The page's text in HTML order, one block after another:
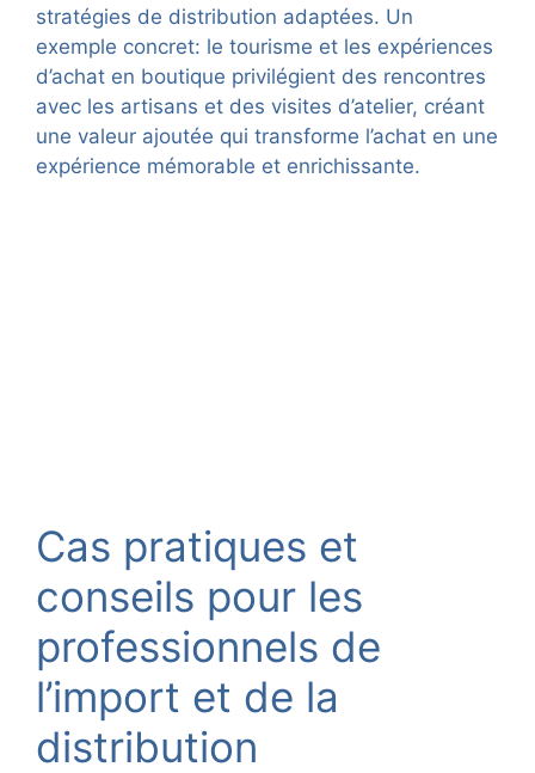
stratégies de distribution adaptées. Un
exemple concret: le tourisme et les expériences
d’achat en boutique privilégient des rencontres
avec les artisans et des visites d’atelier, créant
une valeur ajoutée qui transforme l’achat en une
expérience mémorable et enrichissante.
Cas pratiques et
conseils pour les
professionnels de
l’import et de la
distribution